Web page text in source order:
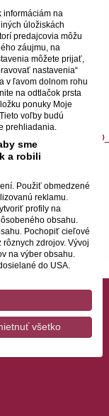
informáciám na
úložiskách
predajcovia môžu
záujmu, na
môžete prijať,
nastavenia“
v ľavom dolnom rohu
na odtlačok prsta
ponuky Moje
voľby budú
prehliadania.
sme
a robili
Použiť obmedzené
reklamu.
profily na
obsahu.
Pochopiť cieľové
zdrojov. Vývoj
na výber obsahu.
do USA.
IAB)
na
všetko
h mol, op. 58
(ITIC),
ZŤP a ZŤP-S.
v sále